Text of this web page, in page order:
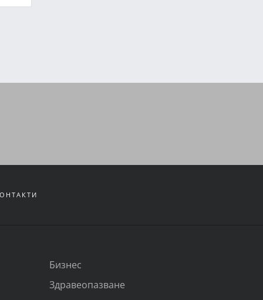
Бизнес
Здравеопазване